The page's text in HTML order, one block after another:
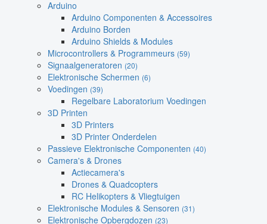
Arduino
Arduino Componenten & Accessoires
Arduino Borden
Arduino Shields & Modules
Microcontrollers & Programmeurs (59)
Signaalgeneratoren (20)
Elektronische Schermen (6)
Voedingen (39)
Regelbare Laboratorium Voedingen
3D Printen
3D Printers
3D Printer Onderdelen
Passieve Elektronische Componenten (40)
Camera's & Drones
Actiecamera's
Drones & Quadcopters
RC Helikopters & Vliegtuigen
Elektronische Modules & Sensoren (31)
Elektronische Opbergdozen (23)